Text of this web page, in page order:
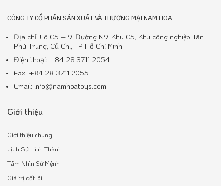
CÔNG TY CỔ PHẦN SẢN XUẤT VÀ THƯƠNG MẠI NAM HOA
Địa chỉ: Lô C5 – 9, Đường N9, Khu C5, Khu công nghiệp Tân
Phú Trung, Củ Chi, TP. Hồ Chí Minh
Điện thoại: +84 28 3711 2054
Fax: +84 28 3711 2055
Email: info@namhoatoys.com
Giới thiệu
Giới thiệu chung
Lịch Sử Hình Thành
Tầm Nhìn Sứ Mệnh
Giá trị cốt lõi